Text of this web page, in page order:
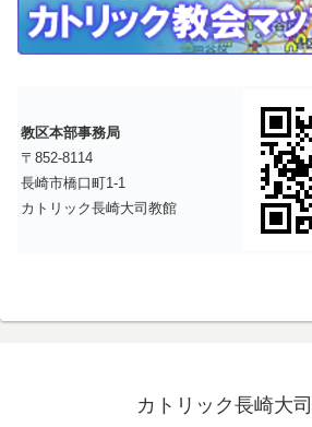
教区本部事務局
〒852-8114
長崎市橋口町1-1
カトリック長崎大司教館
カトリック長崎大